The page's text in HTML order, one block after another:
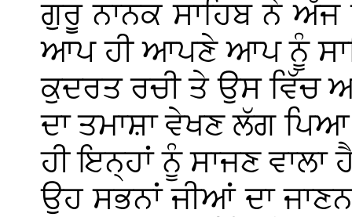
ਗੁਰੂ ਨਾਨਕ ਸਾਹਿਬ ਨੇ ਅੱਜ
ਆਪ ਹੀ ਆਪਣੇ ਆਪ ਨੂੰ
ਕੁਦਰਤ ਰਚੀ ਤੇ ਉਸ ਵਿੱਚ
ਦਾ ਤਮਾਸ਼ਾ ਵੇਖਣ ਲੱਗ
ਹੀ ਇਨ੍ਹਾਂ ਨੂੰ ਸਾਜਣ
ਉਹ ਸਭਨਾਂ ਜੀਆਂ ਦਾ